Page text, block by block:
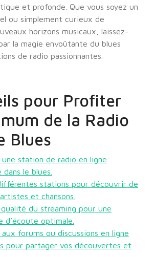
et profonde. Que vous soyez un
ou simplement curieux de
horizons musicaux, laissez-
la magie envoûtante du blues
de radio passionnantes.
pour Profiter
de la Radio
Blues
une station de radio en ligne
dans le blues.
stations pour découvrir de
et chansons.
du streaming pour une
d’écoute optimale.
forums ou discussions en ligne
pour partager vos découvertes et